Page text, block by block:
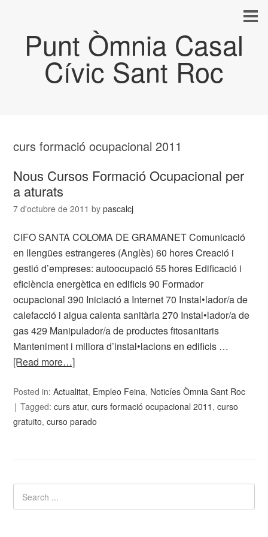
Punt Òmnia Casal
Cívic Sant Roc
curs formació ocupacional 2011
Nous Cursos Formació Ocupacional per
a aturats
7 d'octubre de 2011 bypascalcj
CIFO SANTA COLOMA DE GRAMANET Comunicació
en llengües estrangeres (Anglès) 60 hores Creació i
gestió d’empreses: autoocupació 55 hores Edificació i
eficiència energètica en edificis 90 Formador
ocupacional 390 Iniciació a Internet 70 Instal•lador/a de
calefacció i aigua calenta sanitària 270 Instal•lador/a de
gas 429 Manipulador/a de productes fitosanitaris
Manteniment i millora d’instal•lacions en edificis …
[Read more…]
Posted in:Actualitat, Empleo Feina, Noticíes Òmnia Sant Roc
Tagged:curs atur,curs formació ocupacional 2011 ,curso
gratuito,curso parado